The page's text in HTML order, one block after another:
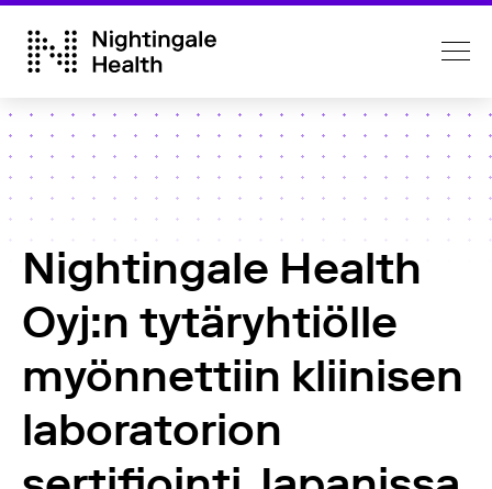
Nightingale Health
Oyj:n tytäryhtiölle
myönnettiin kliinisen
laboratorion